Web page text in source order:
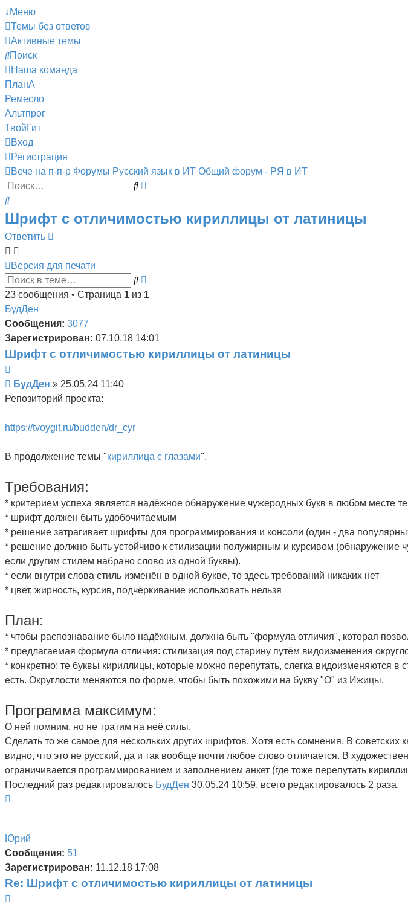
↓Меню
Темы без ответов
Активные темы
Поиск
Наша команда
ПланА
Ремесло
Альтпрог
ТвойГит
Вход
Регистрация
Вече на п-п-р Форумы Русский язык в ИТ Общий форум - РЯ в ИТ
Поиск
Поиск
Шрифт с отличимостью кириллицы от латиницы
Ответить
Версия для печати
Поиск
поиск
23 сообщения • Страница 1 из 1
БудДен
Сообщения: 3077
Зарегистрирован: 07.10.18 14:01
Шрифт с отличимостью кириллицы от латиницы
Сообщение
БудДен » 25.05.24 11:40
Репозиторий проекта:
https://tvoygit.ru/budden/dr_cyr
В продолжение темы "кириллица с глазами".
Требования:
* критерием успеха является надёжное обнаружение чужеродных букв в любом месте
* шрифт должен быть удобочитаемым
* решение затрагивает шрифты для программирования и консоли (один - два
* решение должно быть устойчиво к стилизации полужирным и курсивом (обнаружение
если другим стилем набрано слово из одной буквы).
* если внутри слова стиль изменён в одной букве, то здесь требований никаких нет
* цвет, жирность, курсив, подчёркивание использовать нельзя
План:
* чтобы распознавание было надёжным, должна быть "формула отличия", которая
* предлагаемая формула отличия: стилизация под старину путём видоизменения
* конкретно: те буквы кириллицы, которые можно перепутать, слегка видоизменяются
есть. Округлости меняются по форме, чтобы быть похожими на букву "О" из Ижицы.
Программа максимум:
О ней помним, но не тратим на неё силы.
Сделать то же самое для нескольких других шрифтов. Хотя есть сомнения. В
видно, что это не русский, да и так вообще почти любое слово отличается. В
ограничивается программированием и заполнением анкет (где тоже перепутать
Последний раз редактировалось БудДен 30.05.24 10:59, всего редактировалось 2 раза.
Юрий
Сообщения: 51
Зарегистрирован: 11.12.18 17:08
Re: Шрифт с отличимостью кириллицы от латиницы